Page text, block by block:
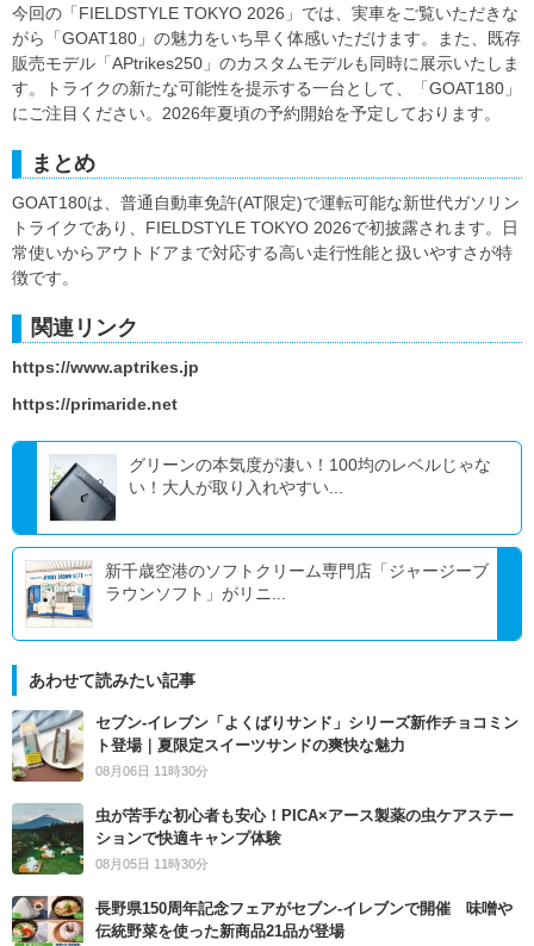
今回の「FIELDSTYLE TOKYO 2026」では、実車をご覧いただきな
がら「GOAT180」の魅力をいち早く体感いただけます。また、既存
販売モデル「APtrikes250」のカスタムモデルも同時に展示いたしま
す。トライクの新たな可能性を提示する一台として、「GOAT180」
にご注目ください。2026年夏頃の予約開始を予定しております。
まとめ
GOAT180は、普通自動車免許(AT限定)で運転可能な新世代ガソリン
トライクであり、FIELDSTYLE TOKYO 2026で初披露されます。日
常使いからアウトドアまで対応する高い走行性能と扱いやすさが特
徴です。
関連リンク
https://www.aptrikes.jp
https://primaride.net
グリーンの本気度が凄い！100均のレベルじゃな
い！大人が取り入れやすい...
新千歳空港のソフトクリーム専門店「ジャージーブ
ラウンソフト」がリニ...
あわせて読みたい記事
セブン‐イレブン「よくばりサンド」シリーズ新作チョコミン
ト登場｜夏限定スイーツサンドの爽快な魅力
08月06日 11時30分
虫が苦手な初心者も安心！PICA×アース製薬の虫ケアステー
ションで快適キャンプ体験
08月05日 11時30分
長野県150周年記念フェアがセブン-イレブンで開催 味噌や
伝統野菜を使った新商品21品が登場